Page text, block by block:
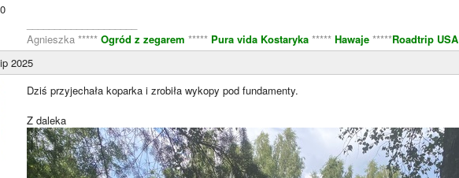
Agnieszka ***** Ogród z zegarem ***** Pura vida Kostaryka ***** Hawaje *****Roadtrip USA
2025
Dziś przyjechała koparka i zrobiła wykopy pod fundamenty.
Z daleka